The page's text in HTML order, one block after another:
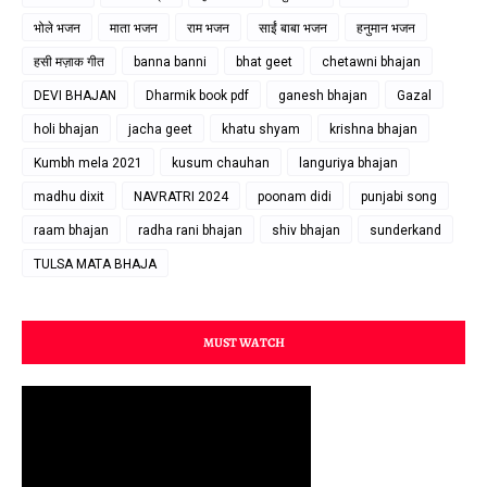
भोले भजन माता भजन राम भजन साईं बाबा भजन हनुमान भजन
हसी मज़ाक गीत banna banni bhat geet chetawni bhajan
DEVI BHAJAN Dharmik book pdf ganesh bhajan Gazal
holi bhajan jacha geet khatu shyam krishna bhajan
Kumbh mela 2021 kusum chauhan languriya bhajan
madhu dixit NAVRATRI 2024 poonam didi punjabi song
raam bhajan radha rani bhajan shiv bhajan sunderkand
TULSA MATA BHAJA
MUST WATCH